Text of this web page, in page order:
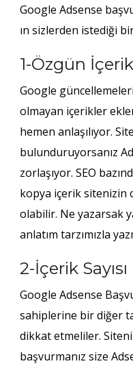
Google Adsense
ın sizlerden istediği
1-Özgün İçerik
Google
olmayan içerikler
hemen anlaşılıyor.
bulunduruyorsanız
zorlaşıyor. SEO
kopya içerik sitenizin
olabilir. Ne yazarsak
anlatım tarzımızla
2-İçerik Sayısı
Google Adsense
sahiplerine bir diğer
dikkat etmeliler.
başvurmanız size